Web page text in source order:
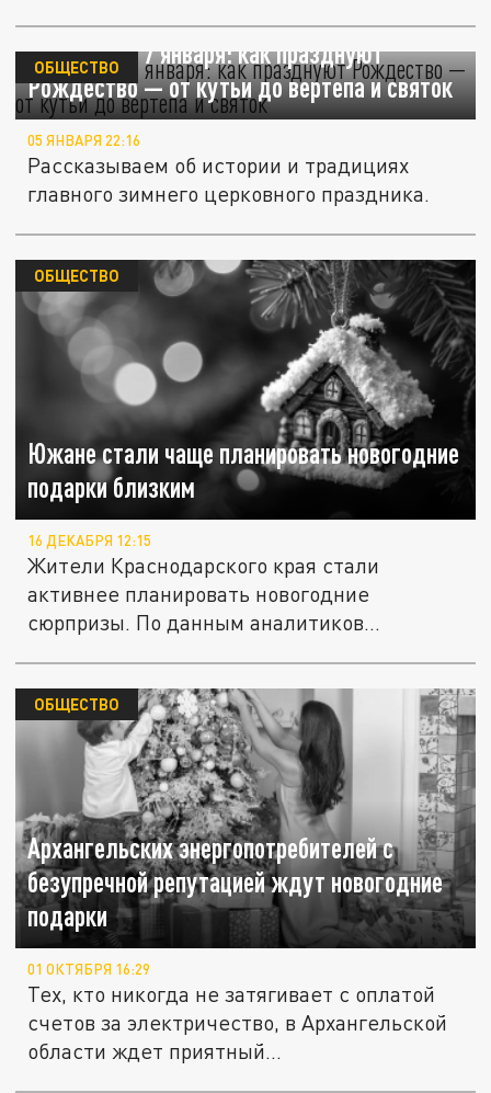
Рождество 7 января: как празднуют
Рождество — от кутьи до вертепа и святок
ОБЩЕСТВО
05 ЯНВАРЯ 22:16
Рассказываем об истории и традициях
главного зимнего церковного праздника.
Южане стали чаще планировать новогодние
подарки близким
ОБЩЕСТВО
16 ДЕКАБРЯ 12:15
Жители Краснодарского края стали
активнее планировать новогодние
сюрпризы. По данным аналитиков
Архангельских энергопотребителей с
безупречной репутацией ждут новогодние
подарки
ОБЩЕСТВО
01 ОКТЯБРЯ 16:29
Тех, кто никогда не затягивает с оплатой
счетов за электричество, в Архангельской
области ждет приятный...